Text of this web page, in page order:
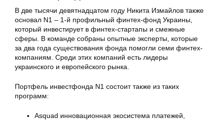
В две тысячи девятнадцатом году Никита Измайлов также
основал N1 ​​– 1-й профильный финтех-фонд Украины,
который инвестирует в финтех-стартапы и смежные
сферы. В команде собраны опытные эксперты, которые
за два года существования фонда помогли семи финтех-
компаниям. Среди этих компаний есть лидеры
украинского и европейского рынка.
Портфель инвестфонда N1 состоит также из таких
программ:
Asquad инновационная экосистема платежей,